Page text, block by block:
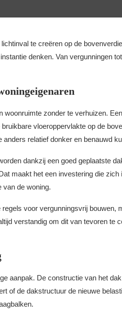
te creëren op de
denken. Van vergunningen
zonder te verhuizen.
vloeroppervlakte op de
relatief donker en benauwd
dankzij een goed geplaatste
maakt het een investering die zich
van de woning.
voor vergunningsvrij bouwen,
verstandig om dit van tevoren te
aanpak. De constructie van het
of de dakstructuur de nieuwe